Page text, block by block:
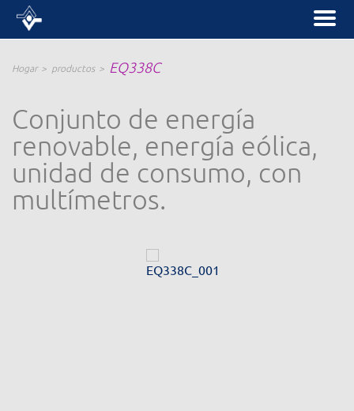
Hogar productos EQ338C
Conjunto de energía
renovable, energía eólica,
unidad de consumo, con
multímetros.